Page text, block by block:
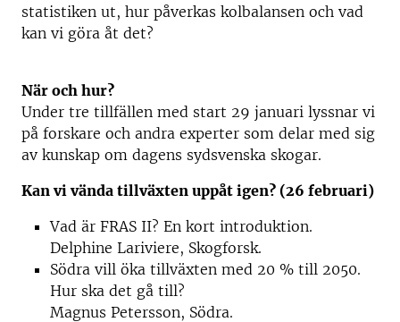
statistiken ut, hur påverkas kolbalansen och vad
kan vi göra åt det?
När och hur?
Under tre tillfällen med start 29 januari lyssnar vi
på forskare och andra experter som delar med sig
av kunskap om dagens sydsvenska skogar.
Kan vi vända tillväxten uppåt igen? (26 februari)
Vad är FRAS II? En kort introduktion.
Delphine Lariviere, Skogforsk.
Södra vill öka tillväxten med 20 % till 2050.
Hur ska det gå till?
Magnus Petersson, Södra.